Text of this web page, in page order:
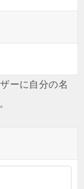
ーに自分の名